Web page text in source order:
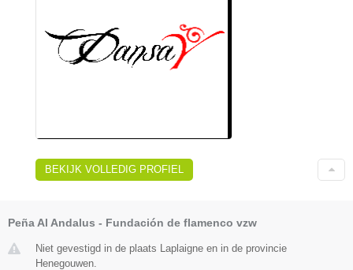
BEKIJK VOLLEDIG PROFIEL
Peña Al Andalus - Fundación de flamenco vzw
Niet gevestigd in de plaats Laplaigne en in de provincie
Henegouwen.